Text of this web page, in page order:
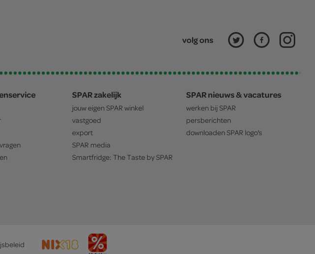
volg ons
SPAR zakelijk
jouw eigen SPAR winkel
vastgoed
export
SPAR media
Smartfridge: The Taste bySPAR
SPAR nieuws & vacatures
werken bij SPAR
persberichten
downloaden SPAR logo's